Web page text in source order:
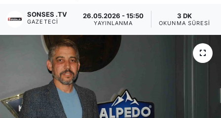
SONSES .TV
GAZETECI
26.05.2026 - 15:50
YAYINLANMA
3 DK
OKUNMA SÜRESI
Siyaset
YEREL HABER
Haberde insan
Tanıtım